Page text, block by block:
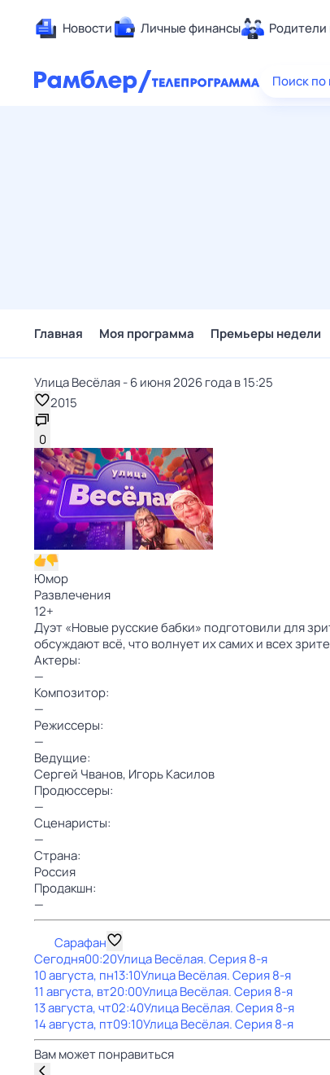
Новости Личные финансы Родители
Поиск по
Главная Моя программа Премьеры недели
Улица Весёлая - 6 июня 2026 года в 15:25
2015
0
Юмор
Развлечения
12+
Дуэт «Новые русские бабки» подготовили для
обсуждают всё, что волнует их самих и всех
Актеры:
—
Композитор:
—
Режиссеры:
—
Ведущие:
Сергей Чванов, Игорь Касилов
Продюссеры:
—
Сценаристы:
—
Страна:
Россия
Продакшн:
—
Сарафан
Сегодня00:20Улица Весёлая. Серия 8-я
10 августа, пн13:10Улица Весёлая. Серия 8-я
11 августа, вт20:00Улица Весёлая. Серия 8-я
13 августа, чт02:40Улица Весёлая. Серия 8-я
14 августа, пт09:10Улица Весёлая. Серия 8-я
Вам может понравиться